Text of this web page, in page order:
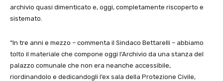
archivio quasi dimenticato e, oggi, completamente riscoperto e
sistemato.
“In tre anni e mezzo – commenta il Sindaco Bettarelli – abbiamo
tolto il materiale che compone oggi l’Archivio da una stanza del
palazzo comunale che non era neanche accessibile,
riordinandolo e dedicandogli l’ex sala della Protezione Civile,